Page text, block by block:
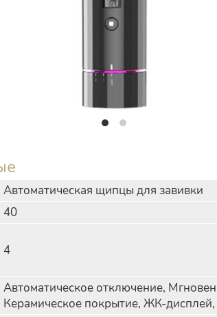
Автоматическая щипцы для завивки
40
4
Автоматическое отключение,
Керамическое покрытие, ЖК-дисплей,